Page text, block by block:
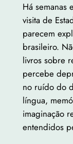
Há semanas
visita de
parecem
brasileiro.
livros sobre
percebe
no ruído do
língua,
imaginação
entendidos